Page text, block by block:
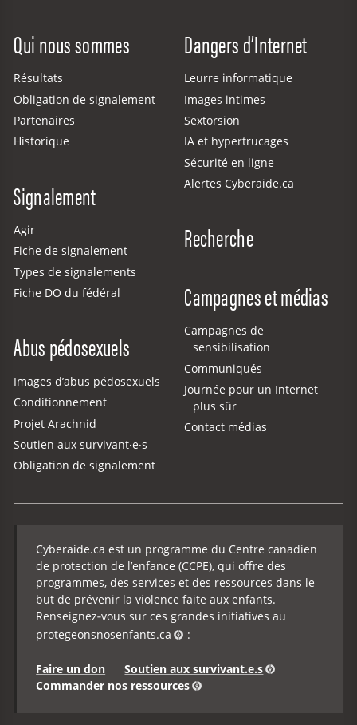
Qui nous sommes
Résultats
Obligation de signalement
Partenaires
Historique
Signalement
Agir
Fiche de signalement
Types de signalements
Fiche DO du fédéral
Abus pédosexuels
Images d’abus pédosexuels
Conditionnement
Projet Arachnid
Soutien aux survivant·e·s
Obligation de signalement
Dangers d’Internet
Leurre informatique
Images intimes
Sextorsion
IA et hypertrucages
Sécurité en ligne
Alertes Cyberaide.ca
Recherche
Campagnes et médias
Campagnes de
sensibilisation
Communiqués
Journée pour un Internet
plus sûr
Contact médias
Cyberaide.ca est un programme du Centre canadien
de protection de l’enfance (CCPE), qui offre des
programmes, des services et des ressources dans le
but de prévenir la violence faite aux enfants.
Renseignez‑vous sur ces grandes initiatives au
protegeonsnosenfants.ca
:
Faire un don
Soutien aux survivant.e.s
Commander nos ressources